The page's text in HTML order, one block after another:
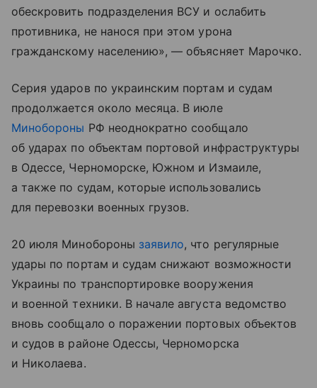
обескровить подразделения ВСУ и ослабить
противника, не нанося при этом урона
гражданскому населению», — объясняет Марочко.
Серия ударов по украинским портам и судам
продолжается около месяца. В июле
Минобороны РФ неоднократно сообщало
об ударах по объектам портовой инфраструктуры
в Одессе, Черноморске, Южном и Измаиле,
а также по судам, которые использовались
для перевозки военных грузов.
20 июля Минобороны заявило, что регулярные
удары по портам и судам снижают возможности
Украины по транспортировке вооружения
и военной техники. В начале августа ведомство
вновь сообщало о поражении портовых объектов
и судов в районе Одессы, Черноморска
и Николаева.